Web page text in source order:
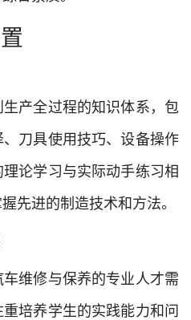
产全过程的知识体系，包
刀具使用技巧、设备操作
论学习与实际动手练习相
先进的制造技术和方法。
维修与保养的专业人才需
培养学生的实践能力和问